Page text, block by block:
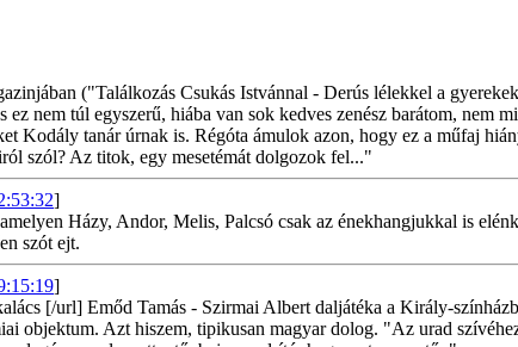
("Találkozás Csukás Istvánnal - Derús lélekkel a
nem túl egyszerű, hiába van sok kedves zenész barátom, nem
Kodály tanár úrnak is. Régóta ámulok azon, hogy ez a műfaj
szól? Az titok, egy mesetémát dolgozok fel..."
]
Házy, Andor, Melis, Palcsó csak az énekhangjukkal is
szót ejt.
]
[/url] Emőd Tamás - Szirmai Albert daljátéka a Király-
objektum. Azt hiszem, tipikusan magyar dolog. "Az urad